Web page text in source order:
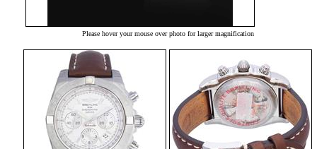
Please hover your mouse over photo for larger magnification